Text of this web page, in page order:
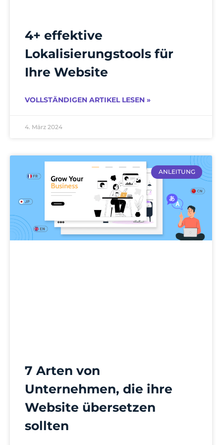
4+ effektive
Lokalisierungstools für
Ihre Website
VOLLSTÄNDIGEN ARTIKEL LESEN »
4. März 2024
ANLEITUNG
7 Arten von
Unternehmen, die ihre
Website übersetzen
sollten